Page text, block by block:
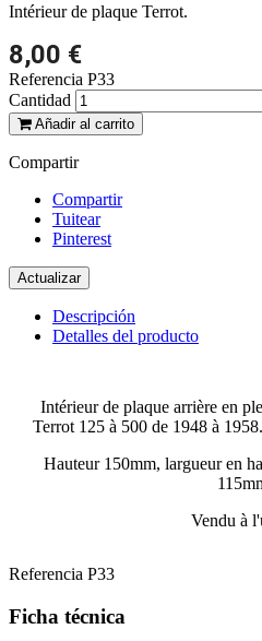
Intérieur de plaque Terrot.
8,00 €
Referencia P33
Cantidad
Añadir al carrito
Compartir
Compartir
Tuitear
Pinterest
Descripción
Detalles del producto
Intérieur de plaque arrière en
Terrot 125 à 500 de 1948 à
Hauteur 150mm, largueur en
Vendu à
Referencia P33
Ficha técnica